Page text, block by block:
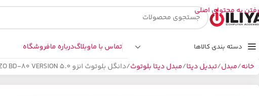
رفتن به محتوای اصلی
دسته بندی کالاها تماس با ماوبلاگدرباره مافروشگاه
خانه مبدل تبدیل دیتا مبدل دیتا بلوتوث دانگل بلوتوث انزو ENZO BD-80 VERSION 5.0